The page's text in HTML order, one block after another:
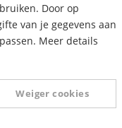
optioneel via USB
SPANISH
Door op
van je gegevens aan
Meer details
Weiger cookies